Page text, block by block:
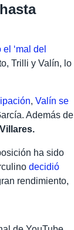
‘mal del
Trilli y Valín, lo
,Valín se
Además de
ha sido
decidió
rendimiento,